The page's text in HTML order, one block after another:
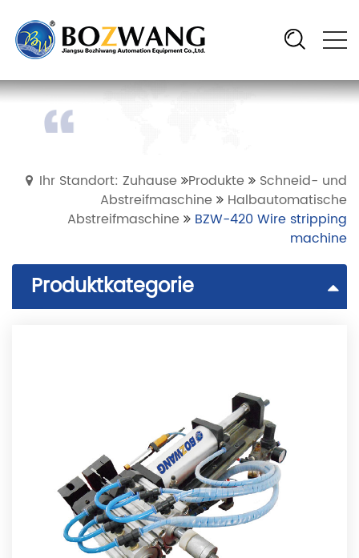
Ihr Standort: Zuhause Produkte
Schneid- und
Abstreifmaschine
Halbautomatische
Abstreifmaschine
BZW-420 Wire stripping
machine
Produktkategorie